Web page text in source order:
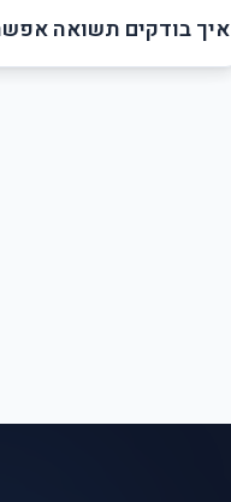
איך בודקים תשואה